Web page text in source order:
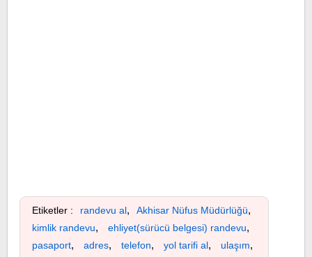
Etiketler : randevu al, Akhisar Nüfus Müdürlüğü,
kimlik randevu, ehliyet(sürücü belgesi) randevu,
pasaport, adres, telefon, yol tarifi al, ulaşım,